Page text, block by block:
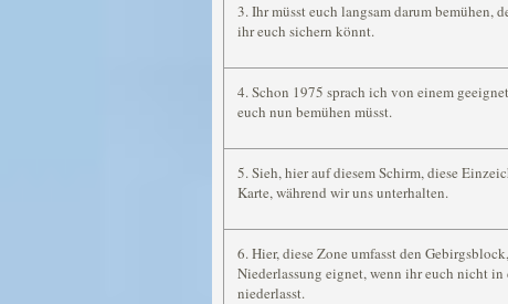
3. Ihr müsst euch langsam darum bemühen,
ihr euch sichern könnt.
4. Schon 1975 sprach ich von einem
euch nun bemühen müsst.
5. Sieh, hier auf diesem Schirm, diese
Karte, während wir uns unterhalten.
6. Hier, diese Zone umfasst den
Niederlassung eignet, wenn ihr euch nicht
niederlasst.